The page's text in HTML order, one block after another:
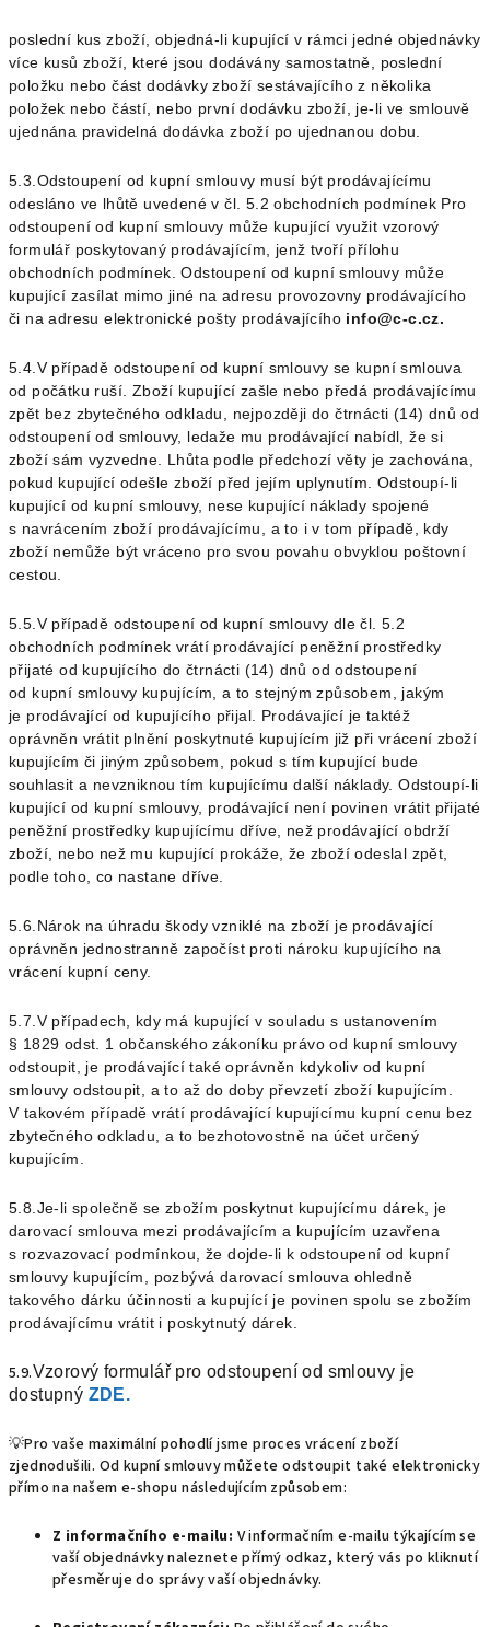
poslední kus zboží, objedná-li kupující v rámci jedné objednávky
více kusů zboží, které jsou dodávány samostatně, poslední
položku nebo část dodávky zboží sestávajícího z několika
položek nebo částí, nebo první dodávku zboží, je-li ve smlouvě
ujednána pravidelná dodávka zboží po ujednanou dobu.
5.3.Odstoupení od kupní smlouvy musí být prodávajícímu
odesláno ve lhůtě uvedené v čl. 5.2 obchodních podmínek Pro
odstoupení od kupní smlouvy může kupující využit vzorový
formulář poskytovaný prodávajícím, jenž tvoří přílohu
obchodních podmínek.Odstoupení od kupní smlouvy může
kupující zasílat mimo jiné na adresu provozovny prodávajícího
či na adresu elektronické pošty prodávajícího info@c-c.cz.
5.4.V případě odstoupení od kupní smlouvy se kupní smlouva
od počátku ruší. Zboží kupující zašle nebo předá prodávajícímu
zpět bez zbytečného odkladu, nejpozději do čtrnácti (14) dnů od
odstoupení od smlouvy, ledaže mu prodávající nabídl, že si
zboží sám vyzvedne. Lhůta podle předchozí věty je zachována,
pokud kupující odešle zboží před jejím uplynutím. Odstoupí-li
kupující od kupní smlouvy, nese kupující náklady spojené
s navrácením zboží prodávajícímu, a to i v tom případě, kdy
zboží nemůže být vráceno pro svou povahu obvyklou poštovní
cestou.
5.5.V případě odstoupení od kupní smlouvy dle čl. 5.2
obchodních podmínek vrátí prodávající peněžní prostředky
přijaté od kupujícího do čtrnácti (14) dnů od odstoupení
od kupní smlouvy kupujícím, a to stejným způsobem, jakým
je prodávající od kupujícího přijal. Prodávající je taktéž
oprávněn vrátit plnění poskytnuté kupujícím již při vrácení zboží
kupujícím či jiným způsobem, pokud s tím kupující bude
souhlasit a nevzniknou tím kupujícímu další náklady. Odstoupí-li
kupující od kupní smlouvy, prodávající není povinen vrátit přijaté
peněžní prostředky kupujícímu dříve, než prodávající obdrží
zboží, nebo než mu kupující prokáže, že zboží odeslal zpět,
podle toho, co nastane dříve.
5.6.Nárok na úhradu škody vzniklé na zboží je prodávající
oprávněn jednostranně započíst proti nároku kupujícího na
vrácení kupní ceny.
5.7.V případech, kdy má kupující v souladu s ustanovením
§ 1829 odst. 1 občanského zákoníku právo od kupní smlouvy
odstoupit, je prodávající také oprávněn kdykoliv od kupní
smlouvy odstoupit, a to až do doby převzetí zboží kupujícím.
V takovém případě vrátí prodávající kupujícímu kupní cenu bez
zbytečného odkladu, a to bezhotovostně na účet určený
kupujícím.
5.8.Je-li společně se zbožím poskytnut kupujícímu dárek, je
darovací smlouva mezi prodávajícím a kupujícím uzavřena
s rozvazovací podmínkou, že dojde-li k odstoupení od kupní
smlouvy kupujícím, pozbývá darovací smlouva ohledně
takového dárku účinnosti a kupující je povinen spolu se zbožím
prodávajícímu vrátit i poskytnutý dárek.
5.9.Vzorový formulář pro odstoupení od smlouvy je
dostupný ZDE.
💡Pro vaše maximální pohodlí jsme proces vrácení zboží
zjednodušili. Od kupní smlouvy můžete odstoupit také elektronicky
přímo na našem e-shopu následujícím způsobem:
Z informačního e-mailu: V informačním e-mailu týkajícím se
vaší objednávky naleznete přímý odkaz, který vás po kliknutí
přesměruje do správy vaší objednávky.